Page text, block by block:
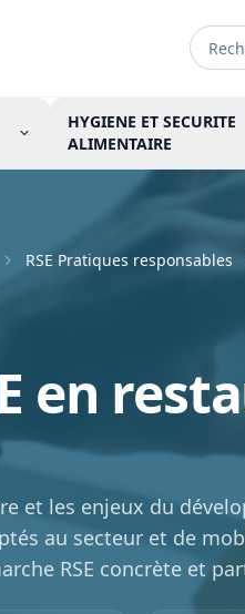
HYGIENE ET SECURITE
ALIMENTAIRE
RSE Pratiques responsables
en
et les enjeux du
au secteur et de
RSE concrète et